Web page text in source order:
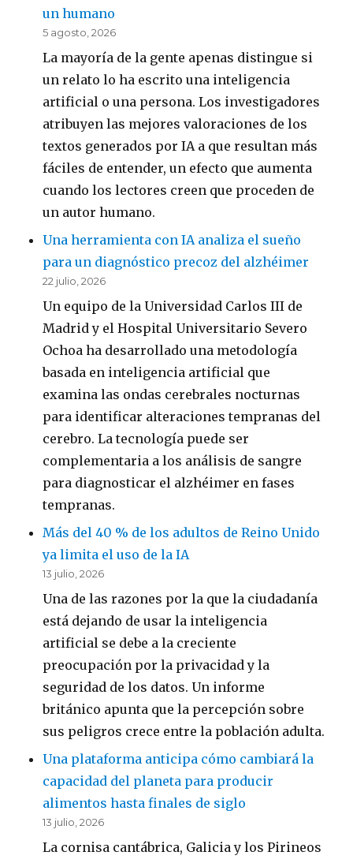
un humano
5 agosto, 2026
La mayoría de la gente apenas distingue si
un relato lo ha escrito una inteligencia
artificial o una persona. Los investigadores
atribuyen las mejores valoraciones de los
textos generados por IA a que resultan más
fáciles de entender, un efecto que aumenta
cuando los lectores creen que proceden de
un autor humano.
Una herramienta con IA analiza el sueño
para un diagnóstico precoz del alzhéimer
22 julio, 2026
Un equipo de la Universidad Carlos III de
Madrid y el Hospital Universitario Severo
Ochoa ha desarrollado una metodología
basada en inteligencia artificial que
examina las ondas cerebrales nocturnas
para identificar alteraciones tempranas del
cerebro. La tecnología puede ser
complementaria a los análisis de sangre
para diagnosticar el alzhéimer en fases
tempranas.
Más del 40 % de los adultos de Reino Unido
ya limita el uso de la IA
13 julio, 2026
Una de las razones por la que la ciudadanía
está dejando de usar la inteligencia
artificial se debe a la creciente
preocupación por la privacidad y la
seguridad de los datos. Un informe
británico apunta que la percepción sobre
sus peligros crece entre la población adulta.
Una plataforma anticipa cómo cambiará la
capacidad del planeta para producir
alimentos hasta finales de siglo
13 julio, 2026
La cornisa cantábrica, Galicia y los Pirineos